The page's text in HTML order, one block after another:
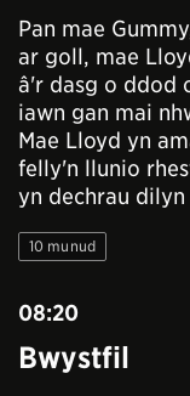
Pan mae
ar goll, mae
â'r dasg o ddod
iawn gan mai
Mae Lloyd yn
felly'n llunio
yn dechrau
10 munud
08:20
Bwystfil